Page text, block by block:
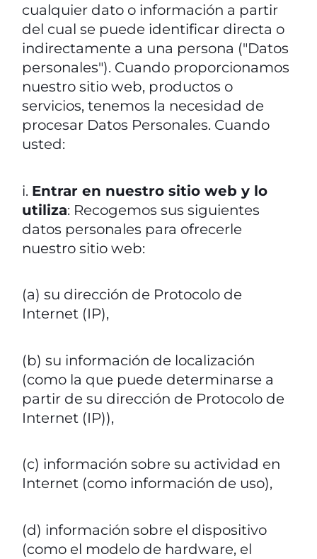
cualquier dato o información a partir
del cual se puede identificar directa o
indirectamente a una persona ("Datos
personales"). Cuando proporcionamos
nuestro sitio web, productos o
servicios, tenemos la necesidad de
procesar Datos Personales. Cuando
usted:
i. Entrar en nuestro sitio web y lo
utiliza: Recogemos sus siguientes
datos personales para ofrecerle
nuestro sitio web:
(a) su dirección de Protocolo de
Internet (IP),
(b) su información de localización
(como la que puede determinarse a
partir de su dirección de Protocolo de
Internet (IP)),
(c) información sobre su actividad en
Internet (como información de uso),
(d) información sobre el dispositivo
(como el modelo de hardware, el